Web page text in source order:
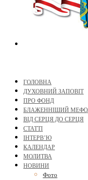
ГОЛОВНА
ДУХОВНИЙ ЗАПОВІТ
ПРО ФОНД
БЛАЖЕННІШИЙ
ВІД СЕРЦЯ ДО СЕРЦЯ
СТАТТІ
ІНТЕРВ’Ю
КАЛЕНДАР
МОЛИТВА
НОВИНИ
Фото